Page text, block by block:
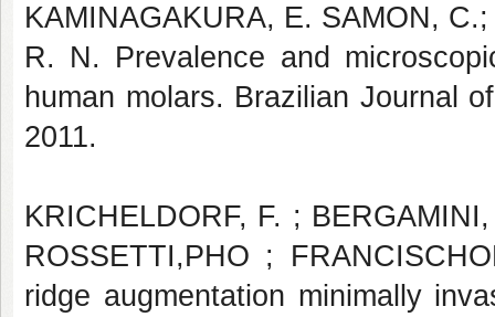
KAMINAGAKURA, E. SAMON,
R. N. Prevalence and
human molars. Brazilian Journal
2011.
KRICHELDORF, F. ;
ROSSETTI,PHO ;
ridge augmentation minimally